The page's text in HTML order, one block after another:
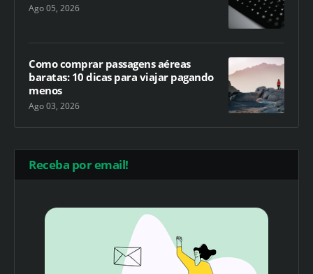
Ago 05, 2026
Como comprar passagens aéreas
baratas: 10 dicas para viajar pagando
menos
Ago 03, 2026
Receba por email!